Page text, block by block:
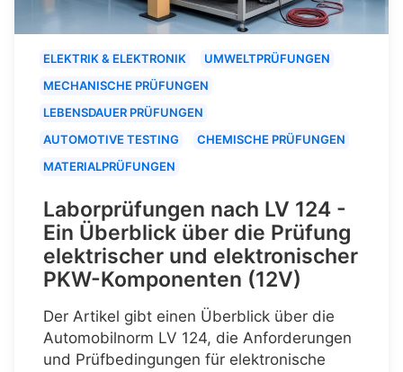
ELEKTRIK & ELEKTRONIK
UMWELTPRÜFUNGEN
MECHANISCHE PRÜFUNGEN
LEBENSDAUER PRÜFUNGEN
AUTOMOTIVE TESTING
CHEMISCHE PRÜFUNGEN
MATERIALPRÜFUNGEN
Laborprüfungen nach LV 124 -
Ein Überblick über die Prüfung
elektrischer und elektronischer
PKW-Komponenten (12V)
Der Artikel gibt einen Überblick über die
Automobilnorm LV 124, die Anforderungen
und Prüfbedingungen für elektronische